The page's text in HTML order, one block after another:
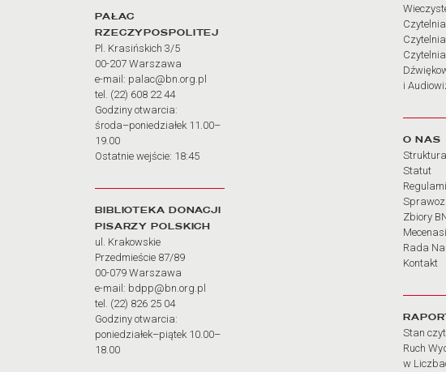
PAŁAC
RZECZYPOSPOLITEJ
Pl. Krasińskich 3/5
00-207 Warszawa
e-mail: palac@bn.org.pl
tel. (22) 608 22 44
Godziny otwarcia:
środa–poniedziałek 11.00–
19.00
Ostatnie wejście: 18:45
BIBLIOTEKA DONACJI
PISARZY POLSKICH
ul. Krakowskie
Przedmieście 87/89
00-079 Warszawa
e-mail: bdpp@bn.org.pl
tel. (22) 826 25 04
Godziny otwarcia:
poniedziałek–piątek 10.00–
18.00
i
O NAS
Struktura
Statut
Zbiory
Rada
Kontakt
Stan
Ruch
w